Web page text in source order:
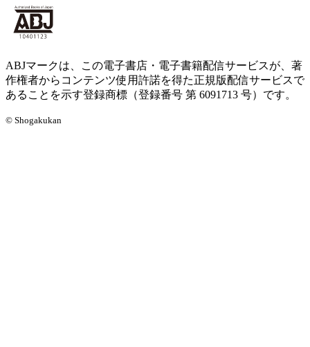
ABJマークは、この電子書店・電子書籍配信サービスが、著
作権者からコンテンツ使用許諾を得た正規版配信サービスで
あることを示す登録商標（登録番号 第 6091713 号）です。
© Shogakukan